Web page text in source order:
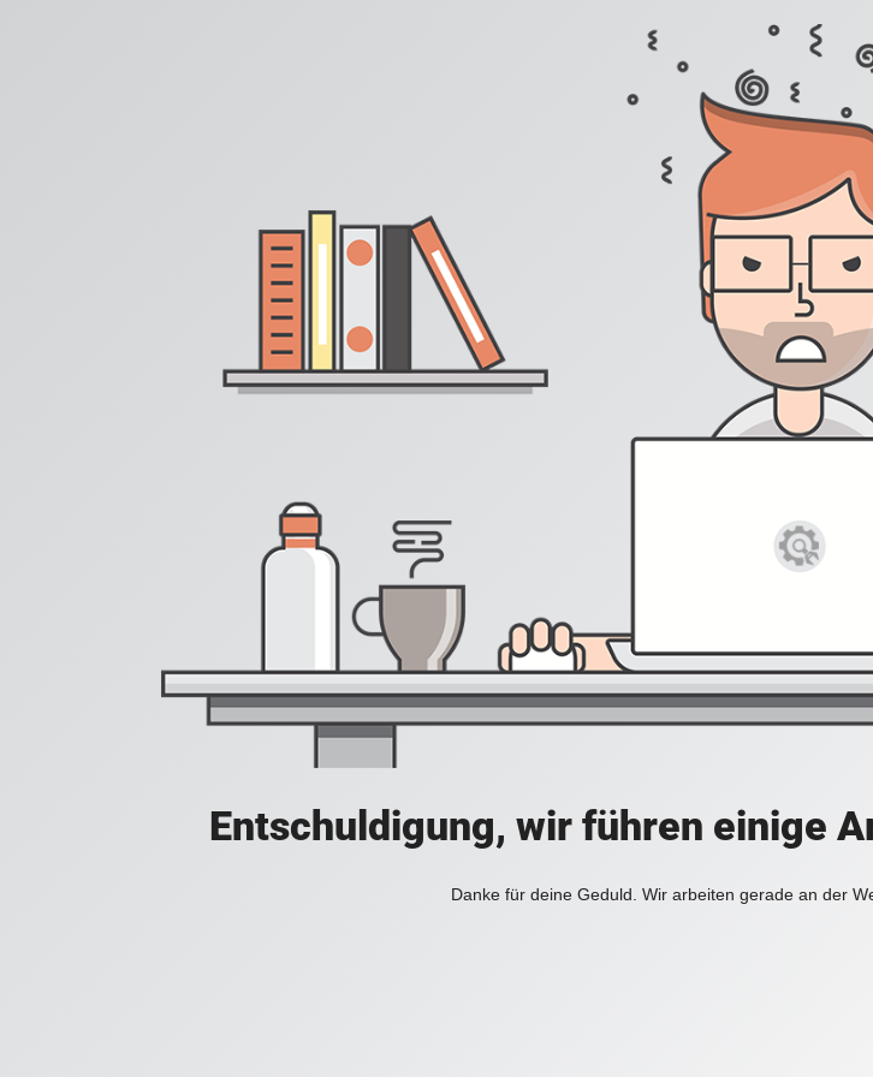
Entschuldigung, wir führen einige
Danke für deine Geduld. Wir arbeiten gerade an der